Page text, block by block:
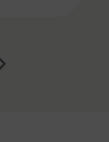
Nächstes